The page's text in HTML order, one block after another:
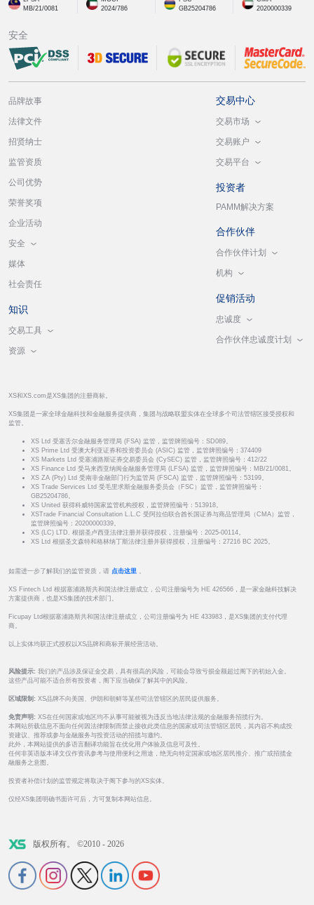
MB/21/0081
2024/786
GB25204786
2020000339
安全
品牌故事
法律文件
招贤纳士
监管资质
公司优势
荣誉奖项
企业活动
安全
媒体
社会责任
知识
交易工具
资源
交易中心
交易市场
交易账户
交易平台
投资者
PAMM解决方案
合作伙伴
合作伙伴计划
机构
促销活动
忠诚度
合作伙伴忠诚度计划
XS和XS.com是XS集团的注册商标。
XS集团是一家全球金融科技和金融服务提供商，集团与战略联盟实体在全球多个司法管辖区接受授权和
监管。
XS Ltd 受塞舌尔金融服务管理局 (FSA) 监管，监管牌照编号：SD089。
XS Prime Ltd 受澳大利亚证券和投资委员会 (ASIC) 监管，监管牌照编号：374409
XS Markets Ltd 受塞浦路斯证券交易委员会 (CySEC) 监管，监管牌照编号：412/22
XS Finance Ltd 受马来西亚纳闽金融服务管理局 (LFSA) 监管，监管牌照编号：MB/21/0081。
XS ZA (Pty) Ltd 受南非金融部门行为监管局 (FSCA) 监管，监管牌照编号：53199。
XS Trade Services Ltd 受毛里求斯金融服务委员会（FSC）监管，监管牌照编号：
GB25204786。
XS United 获得科威特国家监管机构授权，监管牌照编号：513918。
XSTrade Financial Consultation L.L.C 受阿拉伯联合酋长国证券与商品管理局（CMA）监管，
监管牌照编号：20200000339。
XS (LC) LTD. 根据圣卢西亚法律注册并获得授权，注册编号：2025-00114。
XS Ltd 根据圣文森特和格林纳丁斯法律注册并获得授权，注册编号：27216 BC 2025。
如需进一步了解我们的监管资质，请 点击这里 。
XS Fintech Ltd 根据塞浦路斯共和国法律注册成立，公司注册编号为 HE 426566，是一家金融科技解决
方案提供商，也是XS集团的技术部门。
Ficupay Ltd根据塞浦路斯共和国法律注册成立，公司注册编号为 HE 433983，是XS集团的支付代理
商。
以上实体均获正式授权以XS品牌和商标开展经营活动。
风险提示: 我们的产品涉及保证金交易，具有很高的风险，可能会导致亏损金额超过阁下的初始入金。
这些产品可能不适合所有投资者，阁下应当确保了解其中的风险。
区域限制: XS品牌不向美国、伊朗和朝鲜等某些司法管辖区的居民提供服务。
免责声明: XS在任何国家或地区均不从事可能被视为违反当地法律法规的金融服务招揽行为。
本网站所载信息不面向任何因法律限制而禁止接收此类信息的国家或司法管辖区居民，其内容不构成投
资建议、推荐或参与金融服务与投资活动的招揽与邀约。
此外，本网站提供的多语言翻译功能旨在优化用户体验及信息可及性。
任何非英语版本译文仅作资讯参考与使用便利之用途，绝无向特定国家或地区居民推介、推广或招揽金
融服务之意图。
投资者补偿计划的监管规定将取决于阁下参与的XS实体。
仅经XS集团明确书面许可后，方可复制本网站信息。
版权所有。 ©2010 - 2026